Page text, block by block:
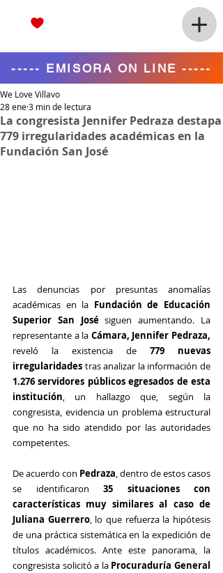
----- EMISORA ON LINE -----
La congresista Jennifer Pedraza destapa
779 irregularidades académicas en la
Fundación San José
We Love Villavo
28 ene3 min de lectura
Las denuncias por presuntas anomalías
académicas en la Fundación de Educación
Superior San José siguen aumentando. La
representante a la
reveló la existencia de 779 nuevas
irregularidades
1.276 servidores públicos egresados de esta
institución, un hallazgo que, según la
congresista, evidencia un problema estructural
que no ha sido atendido por las autoridades
competentes.
De acuerdo con Pedraza, dentro de estos casos
se identificaron 35 situaciones con
características muy similares al caso de
Juliana Guerrero, lo que refuerza la hipótesis
de una práctica sistemática en la expedición de
títulos académicos. Ante este panorama, la
congresista solicitó a la Procuraduría General